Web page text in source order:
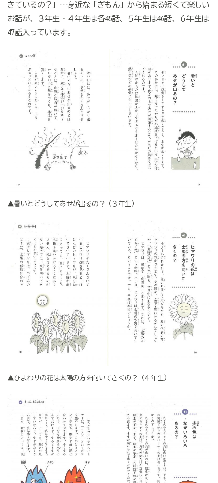
きているの？」…身近な「ぎもん」から始まる短くて楽しい
お話が、３年生・４年生は各45話、５年生は46話、６年生は
47話入っています。
▲暑いとどうしてあせが出るの？（３年生）
▲ひまわりの花は太陽の方を向いてさくの？（４年生）